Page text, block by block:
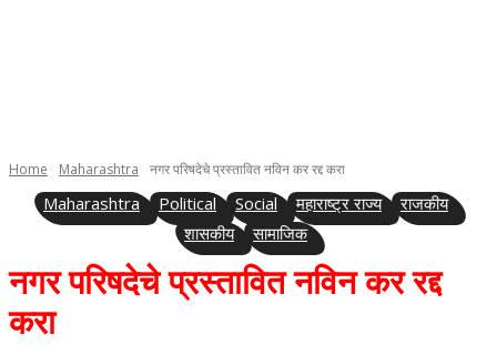
Home Maharashtra नगर परिषदेचे प्रस्तावित नविन कर रद्द करा
Maharashtra Political Social महाराष्ट्र राज्य
राजकीय
शासकीय
सामाजिक
नगर परिषदेचे प्रस्तावित नविन कर रद्द
करा